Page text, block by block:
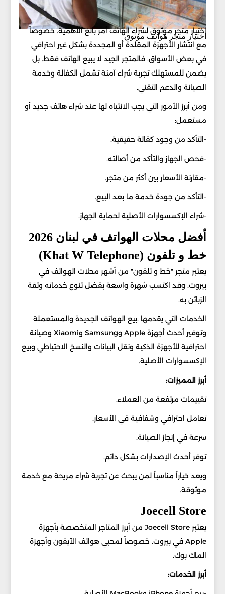
اختيار متجر هواتف موثوق
اختيار متجر موثوق لشراء الهاتف أمر بالغ الأهمية. خصوصاً
مع انتشار الأجهزة المقلدة أو المجددة بشكل غير احترافي
في بعض الأسواق. فالمتجر الجيد لا يبيع الهاتف فقط. بل
يضمن للمستهلك تجربة شراء آمنة تشمل الكفالة وخدمة
الصيانة والدعم التقني.
ومن أبرز الأمور التي يجب الانتباه لها عند شراء هاتف جديد أو
مستعمل:
-التأكد من وجود كفالة حقيقية.
-فحص الجهاز والتأكد من أصالته.
-مقارنة الأسعار بين أكثر من متجر.
-التأكد من جودة خدمة ما بعد البيع.
-شراء الإكسسوارات الأصلية لحماية الجهاز.
أفضل محلات الهواتف في لبنان 2026
خط و تلفون (Khat W Telephone)
يعتبر متجر "خط و تلفون" من أشهر محلات الهواتف في
بيروت. وقد اكتسب شهرة واسعة بفضل تنوع خدماته وثقة
الزبائن به.
الخدمات التي يقدمها .بيع الهواتف الجديدة والمستعملة
وتوفير أحدث أجهزة Apple وSamsung وXiaomi وصيانة
احترافية للأجهزة الذكية ونقل البيانات والنسخ الاحتياطي وبيع
الإكسسوارات الأصلية.
أبرز المميزات:
تقييمات مرتفعة من العملاء.
تعامل احترافي وشفافية في الأسعار.
سرعة في إنجاز الصيانة.
توفر أحدث الإصدارات بشكل دائم.
ويعد خياراً مناسباً لمن يبحث عن تجربة شراء مريحة مع خدمة
موثوقة.
Joecell Store
يعتبر Joecell Store من أبرز المتاجر المتخصصة بأجهزة
Apple في بيروت. خصوصاً لمحبي هواتف الآيفون وأجهزة
الماك بوك.
أبرز الخدمات: